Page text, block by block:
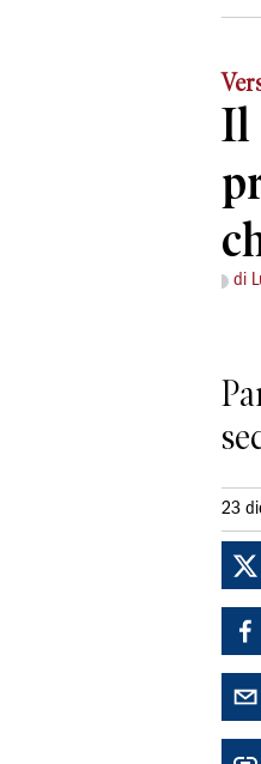
Il
di
23